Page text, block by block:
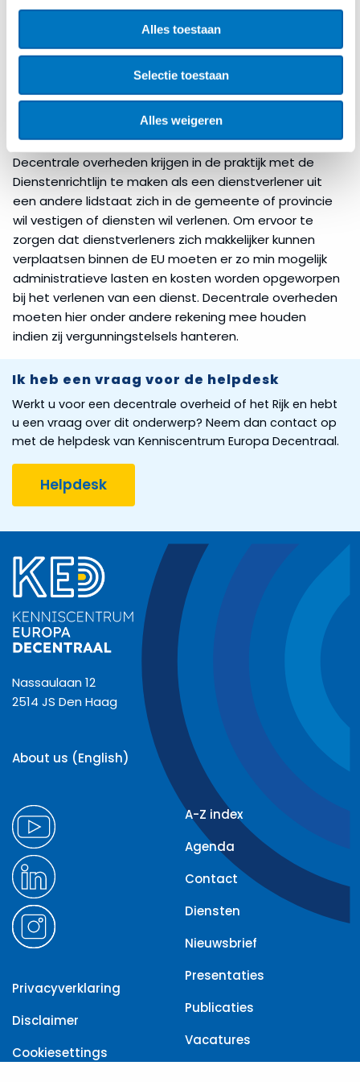
Alles toestaan
Selectie toestaan
Alles weigeren
Unie diensten kunnen verrichten. Het kan bijvoorbeeld
gaan om bouwondernemingen, organisatoren van
evenementen, horeca-exploitanten, kappers en zelfs
iemand die een snuffelmarkt wil organiseren.
Praktijk
Decentrale overheden krijgen in de praktijk met de
Dienstenrichtlijn te maken als een dienstverlener uit
een andere lidstaat zich in de gemeente of provincie
wil vestigen of diensten wil verlenen. Om ervoor te
zorgen dat dienstverleners zich makkelijker kunnen
verplaatsen binnen de EU moeten er zo min mogelijk
administratieve lasten en kosten worden opgeworpen
bij het verlenen van een dienst. Decentrale overheden
moeten hier onder andere rekening mee houden
indien zij vergunningstelsels hanteren.
Ik heb een vraag voor de helpdesk
Werkt u voor een decentrale overheid of het Rijk en hebt
u een vraag over dit onderwerp? Neem dan contact op
met de helpdesk van Kenniscentrum Europa Decentraal.
Helpdesk
Nassaulaan 12
2514 JS Den Haag
About us (English)
Privacyverklaring
Disclaimer
Cookiesettings
A-Z index
Agenda
Contact
Diensten
Nieuwsbrief
Presentaties
Publicaties
Vacatures